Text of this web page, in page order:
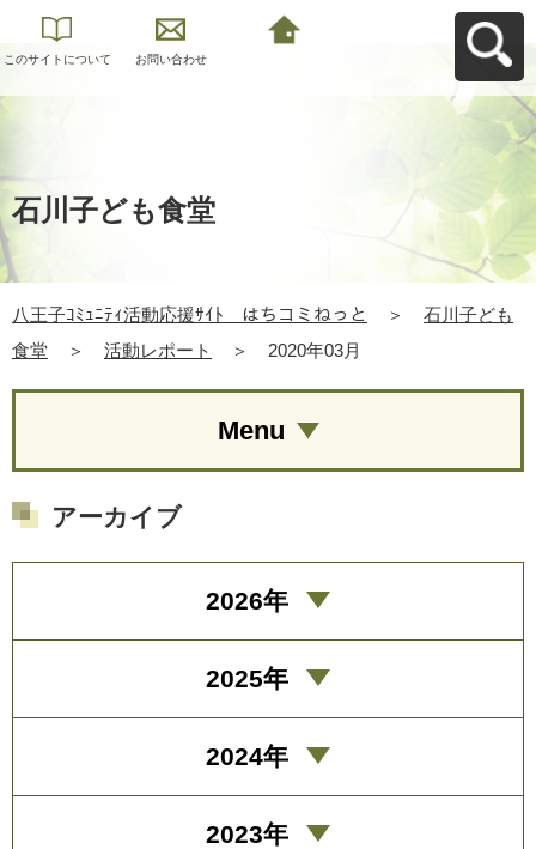
このサイトについて お問い合わせ
石川子ども食堂
八王子ｺﾐｭﾆﾃｨ活動応援ｻｲﾄ はちコミねっと ＞
石川子ども
食堂
＞ 活動レポート ＞ 2020年03月
Menu
アーカイブ
2026年
2025年
2024年
2023年